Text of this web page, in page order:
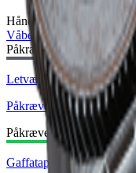
Håndværksbord
Våbensmed
Påkrævet Plantegning:
Letvægtskolbe-tegning
Påkrævet
Påkrævede Materialer:
Gaffatape